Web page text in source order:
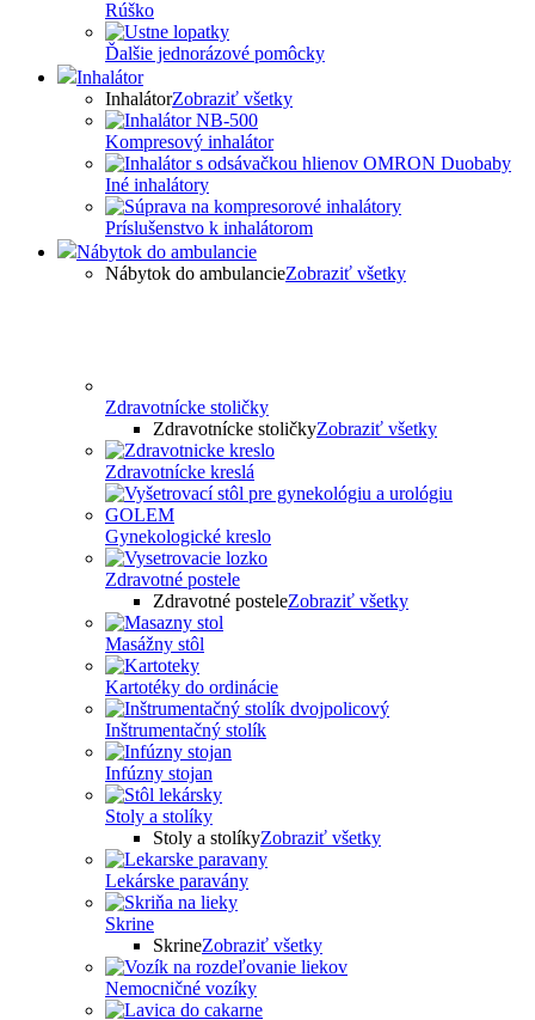
Rúško
Ďalšie jednorázové pomôcky
Inhalátor
InhalátorZobraziť všetky
Kompresový inhalátor
Iné inhalátory
Príslušenstvo k inhalátorom
Nábytok do ambulancie
Nábytok do ambulancieZobraziť všetky
Zdravotnícke stoličky
Zdravotnícke stoličkyZobraziť všetky
Zdravotnícke kreslá
Gynekologické kreslo
Zdravotné postele
Zdravotné posteleZobraziť všetky
Masážny stôl
Kartotéky do ordinácie
Inštrumentačný stolík
Infúzny stojan
Stoly a stolíky
Stoly a stolíkyZobraziť všetky
Lekárske paravány
Skrine
SkrineZobraziť všetky
Nemocničné vozíky